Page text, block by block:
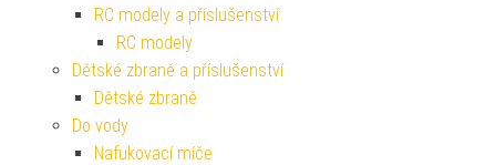
RC modely a příslušenství
RC modely
Dětské zbraně a příslušenství
Dětské zbraně
Do vody
Nafukovací míče